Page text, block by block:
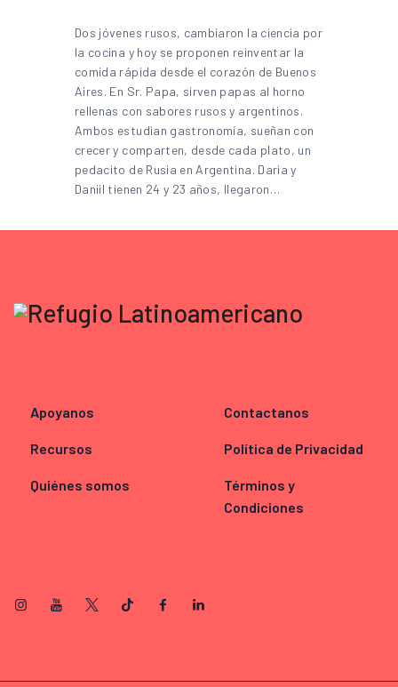
Dos jóvenes rusos, cambiaron la ciencia por
la cocina y hoy se proponen reinventar la
comida rápida desde el corazón de Buenos
Aires. En Sr. Papa, sirven papas al horno
rellenas con sabores rusos y argentinos.
Ambos estudian gastronomía, sueñan con
crecer y comparten, desde cada plato, un
pedacito de Rusia en Argentina. Daria y
Daniil tienen 24 y 23 años, llegaron…
Apoyanos
Recursos
Quiénes somos
Contactanos
Política de Privacidad
Términos y
Condiciones